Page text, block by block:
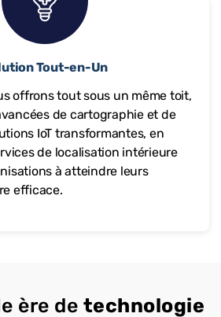
Tout-en-Un
offrons tout sous un même toit,
de cartographie et de
IoT transformantes, en
de localisation intérieure
à atteindre leurs
efficace.
ère de technologie